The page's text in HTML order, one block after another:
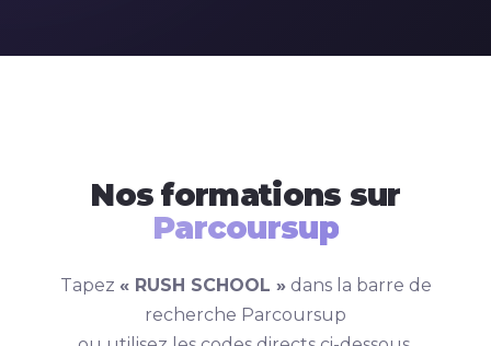
Nos formations sur
Parcoursup
Tapez « RUSH SCHOOL »dans la barre de
recherche Parcoursup